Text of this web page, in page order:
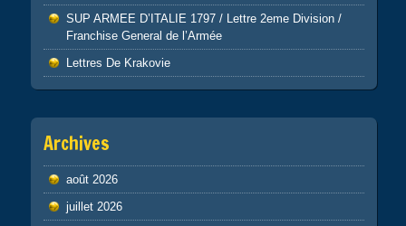
SUP ARMEE D’ITALIE 1797 / Lettre 2eme Division /
Franchise General de l’Armée
Lettres De Krakovie
Archives
août 2026
juillet 2026